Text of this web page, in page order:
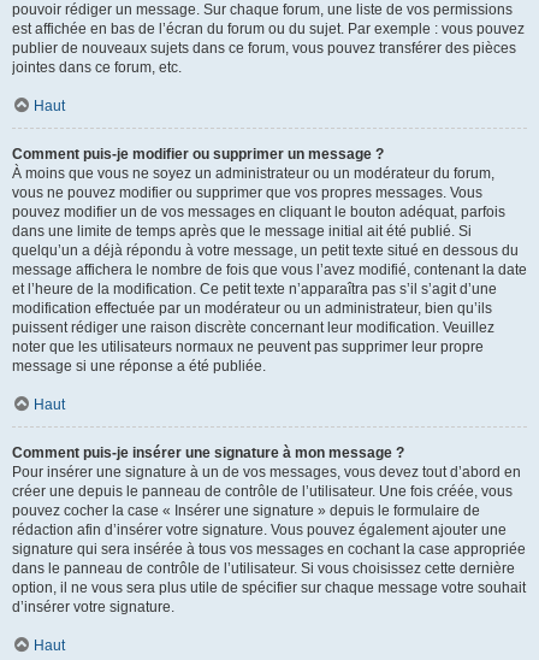
pouvoir rédiger un message. Sur chaque forum, une liste de vos permissions
est affichée en bas de l’écran du forum ou du sujet. Par exemple : vous pouvez
publier de nouveaux sujets dans ce forum, vous pouvez transférer des pièces
jointes dans ce forum, etc.
Haut
Comment puis-je modifier ou supprimer un message ?
À moins que vous ne soyez un administrateur ou un modérateur du forum,
vous ne pouvez modifier ou supprimer que vos propres messages. Vous
pouvez modifier un de vos messages en cliquant le bouton adéquat, parfois
dans une limite de temps après que le message initial ait été publié. Si
quelqu’un a déjà répondu à votre message, un petit texte situé en dessous du
message affichera le nombre de fois que vous l’avez modifié, contenant la date
et l’heure de la modification. Ce petit texte n’apparaîtra pas s’il s’agit d’une
modification effectuée par un modérateur ou un administrateur, bien qu’ils
puissent rédiger une raison discrète concernant leur modification. Veuillez
noter que les utilisateurs normaux ne peuvent pas supprimer leur propre
message si une réponse a été publiée.
Haut
Comment puis-je insérer une signature à mon message ?
Pour insérer une signature à un de vos messages, vous devez tout d’abord en
créer une depuis le panneau de contrôle de l’utilisateur. Une fois créée, vous
pouvez cocher la case « Insérer une signature » depuis le formulaire de
rédaction afin d’insérer votre signature. Vous pouvez également ajouter une
signature qui sera insérée à tous vos messages en cochant la case appropriée
dans le panneau de contrôle de l’utilisateur. Si vous choisissez cette dernière
option, il ne vous sera plus utile de spécifier sur chaque message votre souhait
d’insérer votre signature.
Haut